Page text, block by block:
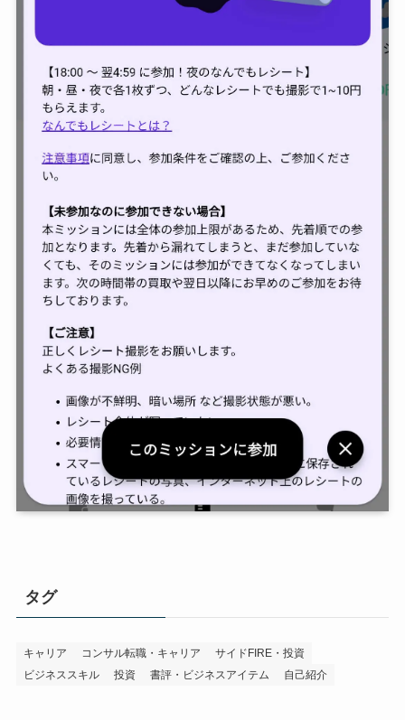
タグ
キャリア コンサル転職・キャリア
サイドFIRE・投資
ビジネススキル
投資 書評・ビジネスアイテム 自己紹介